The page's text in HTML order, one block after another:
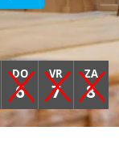
DO
6
VR
7
ZA
8